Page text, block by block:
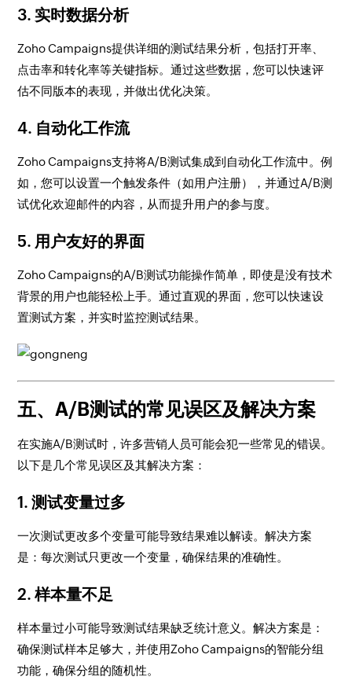
3. 实时数据分析
Zoho Campaigns提供详细的测试结果分析，包括打开率、
点击率和转化率等关键指标。通过这些数据，您可以快速评
估不同版本的表现，并做出优化决策。
4. 自动化工作流
Zoho Campaigns支持将A/B测试集成到自动化工作流中。例
如，您可以设置一个触发条件（如用户注册），并通过A/B测
试优化欢迎邮件的内容，从而提升用户的参与度。
5. 用户友好的界面
Zoho Campaigns的A/B测试功能操作简单，即使是没有技术
背景的用户也能轻松上手。通过直观的界面，您可以快速设
置测试方案，并实时监控测试结果。
五、A/B测试的常见误区及解决方案
在实施A/B测试时，许多营销人员可能会犯一些常见的错误。
以下是几个常见误区及其解决方案：
1.测试变量过多
一次测试更改多个变量可能导致结果难以解读。解决方案
是：每次测试只更改一个变量，确保结果的准确性。
2.样本量不足
样本量过小可能导致测试结果缺乏统计意义。解决方案是：
确保测试样本足够大，并使用Zoho Campaigns的智能分组
功能，确保分组的随机性。